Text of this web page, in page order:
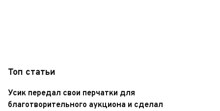
Топ статьи
Усик передал свои перчатки для
благотворительного аукциона и сделал